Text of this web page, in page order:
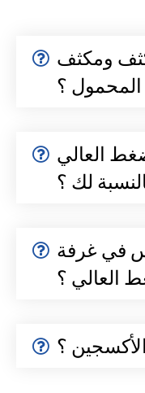
ومكثف
المحمول ؟
العالي
لك ؟
في غرفة
العالي ؟
؟